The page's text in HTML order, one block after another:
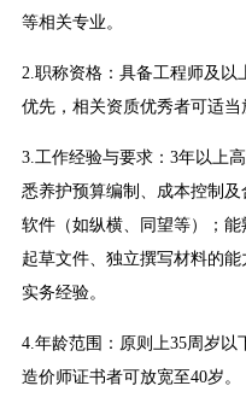
等相关专业。
2.职称资格：具备工程师及以
优先，相关资质优秀者可适当
3.工作经验与要求：3年以上
悉养护预算编制、成本控制
软件（如纵横、同望等）；
起草文件、独立撰写材料的
实务经验。
4.年龄范围：原则上35周岁以
造价师证书者可放宽至40岁。